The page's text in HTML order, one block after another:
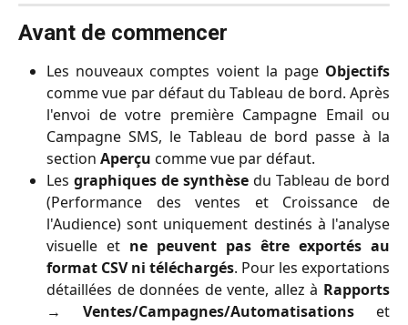
Avant de commencer
Les nouveaux comptes voient la page Objectifs
comme vue par défaut du Tableau de bord. Après
l'envoi de votre première Campagne Email ou
Campagne SMS, le Tableau de bord passe à la
section Aperçu comme vue par défaut.
Les graphiques de synthèse du Tableau de bord
(Performance des ventes et Croissance de
l'Audience) sont uniquement destinés à l'analyse
visuelle et ne peuvent pas être exportés au
format CSV ni téléchargés. Pour les exportations
détaillées de données de vente, allez à Rapports
→ Ventes/Campagnes/Automatisations et